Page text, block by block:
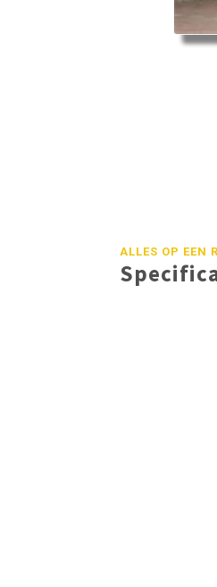
ALLES OP EEN